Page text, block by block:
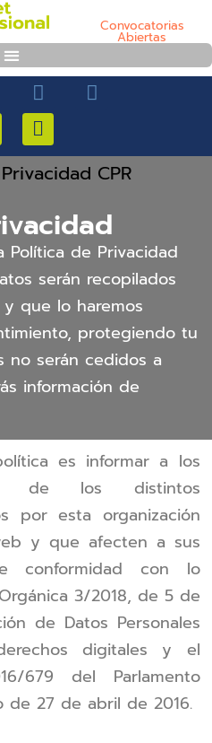
Convocatorias
Abiertas
de Privacidad
serán recopilados
que lo haremos
protegiendo tu
no serán cedidos a
información de
es informar a los
de los distintos
por esta organización
y que afecten a sus
conformidad con lo
3/2018, de 5 de
de Datos Personales
digitales y el
679 del Parlamento
de 27 de abril de 2016.